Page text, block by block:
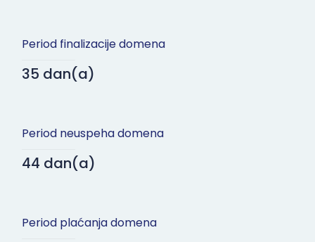
Period finalizacije domena
35 dan(a)
Period neuspeha domena
44 dan(a)
Period plaćanja domena